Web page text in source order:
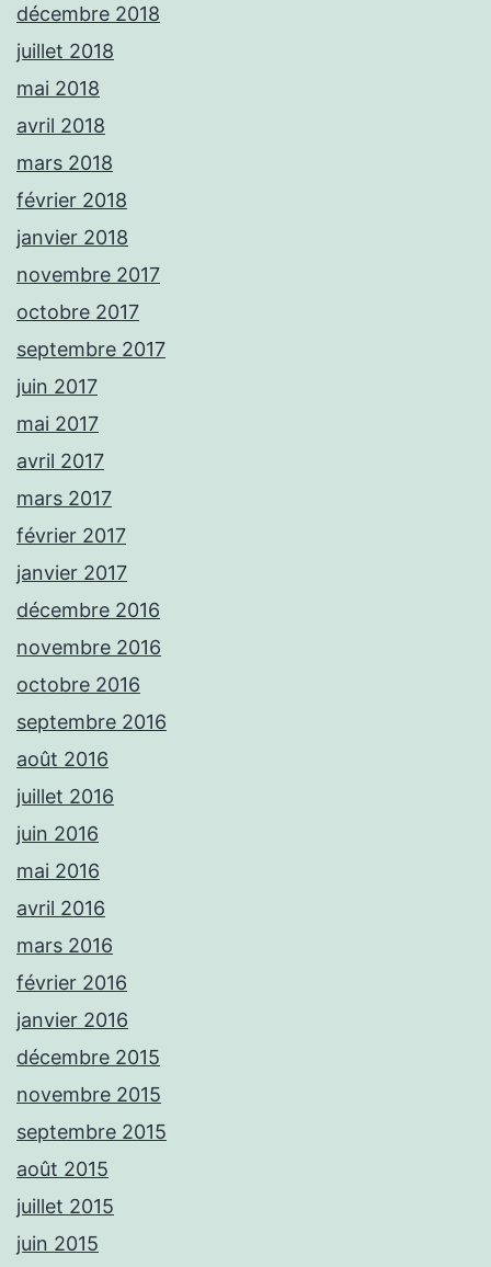
décembre 2018
juillet 2018
mai 2018
avril 2018
mars 2018
février 2018
janvier 2018
novembre 2017
octobre 2017
septembre 2017
juin 2017
mai 2017
avril 2017
mars 2017
février 2017
janvier 2017
décembre 2016
novembre 2016
octobre 2016
septembre 2016
août 2016
juillet 2016
juin 2016
mai 2016
avril 2016
mars 2016
février 2016
janvier 2016
décembre 2015
novembre 2015
septembre 2015
août 2015
juillet 2015
juin 2015